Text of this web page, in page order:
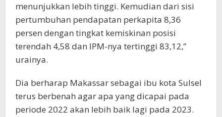
menunjukkan lebih tinggi. Kemudian dari sisi
pertumbuhan pendapatan perkapita 8,36
persen dengan tingkat kemiskinan posisi
terendah 4,58 dan IPM-nya tertinggi 83,12,”
urainya.
Dia berharap Makassar sebagai ibu kota Sulsel
terus berbenah agar apa yang dicapai pada
periode 2022 akan lebih baik lagi pada 2023.